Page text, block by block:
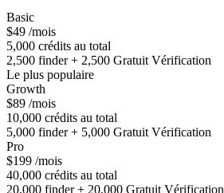
Basic
$49 /mois
5,000 crédits au total
2,500 finder + 2,500 Gratuit Vérification
Le plus populaire
Growth
$89 /mois
10,000 crédits au total
5,000 finder + 5,000 Gratuit Vérification
Pro
$199 /mois
40,000 crédits au total
20,000 finder + 20,000 Gratuit Vérification